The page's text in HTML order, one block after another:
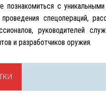
познакомиться с
спецопераций,
руководителей
и разработчиков оружия.